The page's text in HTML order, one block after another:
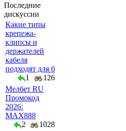
Последние
дискуссии
Какие типы
крепежа-
клипсы и
держателей
кабеля
подходят для б
1
126
Мелбет RU
Промокод
2026:
MAX888
2
1028